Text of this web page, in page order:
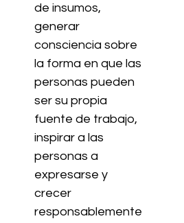
de insumos,
generar
consciencia sobre
la forma en que las
personas pueden
ser su propia
fuente de trabajo,
inspirar a las
personas a
expresarse y
crecer
responsablemente